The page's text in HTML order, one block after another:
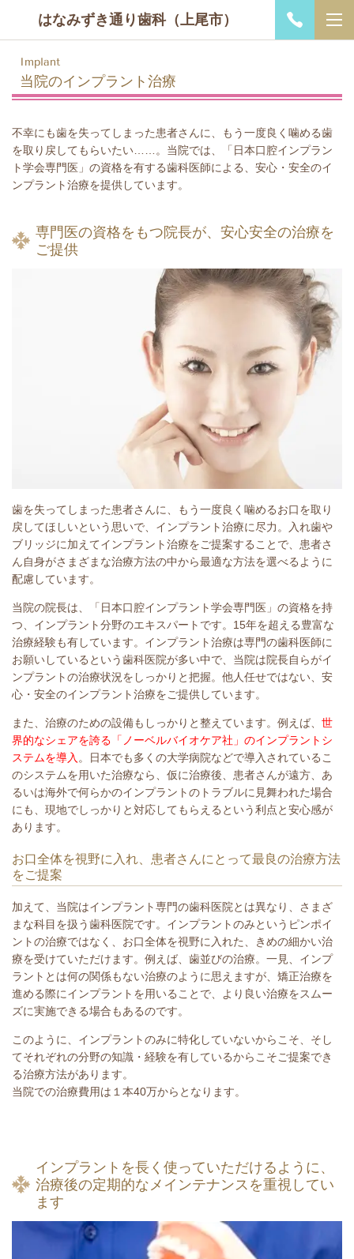
はなみずき通り歯科（上尾市）
Implant
当院のインプラント治療
不幸にも歯を失ってしまった患者さんに、もう一度良く噛める歯
を取り戻してもらいたい……。当院では、「日本口腔インプラン
ト学会専門医」の資格を有する歯科医師による、安心・安全のイ
ンプラント治療を提供しています。
専門医の資格をもつ院長が、安心安全の治療を
ご提供
歯を失ってしまった患者さんに、もう一度良く噛めるお口を取り
戻してほしいという思いで、インプラント治療に尽力。入れ歯や
ブリッジに加えてインプラント治療をご提案することで、患者さ
ん自身がさまざまな治療方法の中から最適な方法を選べるように
配慮しています。
当院の院長は、「日本口腔インプラント学会専門医」の資格を持
つ、インプラント分野のエキスパートです。15年を超える豊富な
治療経験も有しています。インプラント治療は専門の歯科医師に
お願いしているという歯科医院が多い中で、当院は院長自らがイ
ンプラントの治療状況をしっかりと把握。他人任せではない、安
心・安全のインプラント治療をご提供しています。
また、治療のための設備もしっかりと整えています。例えば、 世
界的なシェアを誇る「ノーベルバイオケア社」のインプラントシ
ステムを導入 。日本でも多くの大学病院などで導入されているこ
のシステムを用いた治療なら、仮に治療後、患者さんが遠方、あ
るいは海外で何らかのインプラントのトラブルに見舞われた場合
にも、現地でしっかりと対応してもらえるという利点と安心感が
あります。
お口全体を視野に入れ、患者さんにとって最良の治療方法
をご提案
加えて、当院はインプラント専門の歯科医院とは異なり、さまざ
まな科目を扱う歯科医院です。インプラントのみというピンポイ
ントの治療ではなく、お口全体を視野に入れた、きめの細かい治
療を受けていただけます。例えば、歯並びの治療。一見、インプ
ラントとは何の関係もない治療のように思えますが、矯正治療を
進める際にインプラントを用いることで、より良い治療をスムー
ズに実施できる場合もあるのです。
このように、インプラントのみに特化していないからこそ、そし
てそれぞれの分野の知識・経験を有しているからこそご提案でき
る治療方法があります。
当院での治療費用は１本40万からとなります。
インプラントを長く使っていただけるように、
治療後の定期的なメインテナンスを重視してい
ます